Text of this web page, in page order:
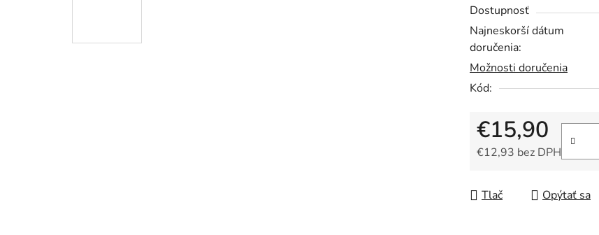
Dostupnosť
Najneskorší dátum
doručenia:
Možnosti doručenia
Kód:
€15,90
€12,93 bez DPH
Tlač Opýtať sa